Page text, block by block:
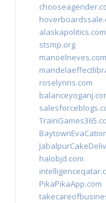
alaskapolitics.com
stsmp.org
manoelneves.com
roselynns.com
halobjd.com
PikaPikaApp.com